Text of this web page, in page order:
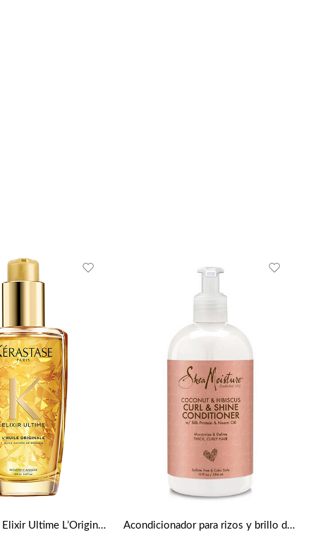
Aceite capilar Elixir Ultime L’Original de Kérastase Acondicionador para rizos y brillo de coco e hibisco de Shea Moisture